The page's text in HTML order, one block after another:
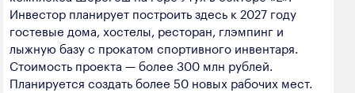
Инвестор планирует построить здесь к 2027 году
гостевые дома, хостелы, ресторан, глэмпинг и
лыжную базу с прокатом спортивного инвентаря.
Стоимость проекта — более 300 млн рублей.
Планируется создать более 50 новых рабочих мест.